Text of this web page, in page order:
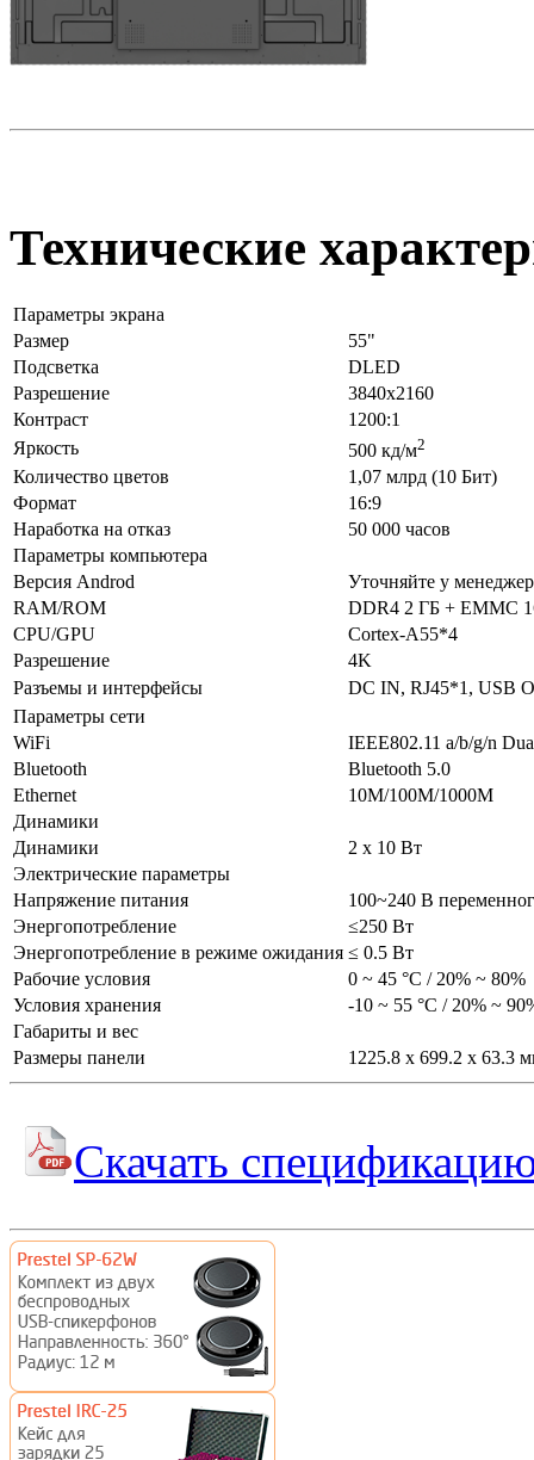
Технические
Параметры экрана
Размер
55"
Подсветка
DLED
Разрешение
3840x2160
Контраст
1200:1
Яркость
500 кд/м2
Количество цветов
1,07 млрд (10 Бит)
Формат
16:9
Наработка на отказ
50 000 часов
Параметры компьютера
Версия Androd
Уточняйте у
RAM/ROM
DDR4 2 ГБ + EMMC
CPU/GPU
Cortex-A55*4
Разрешение
4K
Разъемы и интерфейсы
DC IN, RJ45*1, USB
Параметры сети
WiFi
IEEE802.11 a/b/g/n
Bluetooth
Bluetooth 5.0
Ethernet
10M/100M/1000M
Динамики
Динамики
2 х 10 Вт
Электрические параметры
Напряжение питания
100~240 В
Энергопотребление
≤250 Вт
Энергопотребление в режиме ожидания ≤ 0.5 Вт
Рабочие условия
0 ~ 45 °С / 20% ~ 80%
Условия хранения
-10 ~ 55 °С / 20% ~
Габариты и вес
Размеры панели
1225.8 х 699.2 х 63.3
Скачать